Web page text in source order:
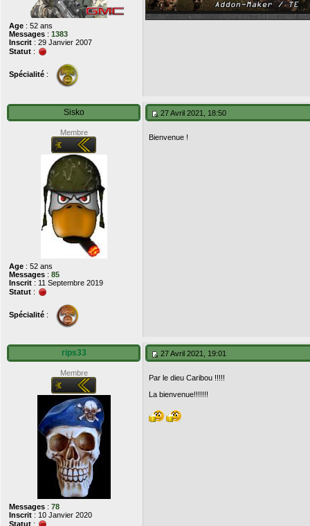
Age : 52 ans
Messages : 1383
Inscrit : 29 Janvier 2007
Statut :
Spécialité :
Sisko
Membre
Age : 52 ans
Messages : 85
Inscrit : 11 Septembre 2019
Statut :
Spécialité :
27 Avril 2021, 18:50
Bienvenue !
rips33
Membre
Messages : 78
Inscrit : 10 Janvier 2020
Statut :
27 Avril 2021, 19:01
Par le dieu Caribou !!!!!
La bienvenue!!!!!!!